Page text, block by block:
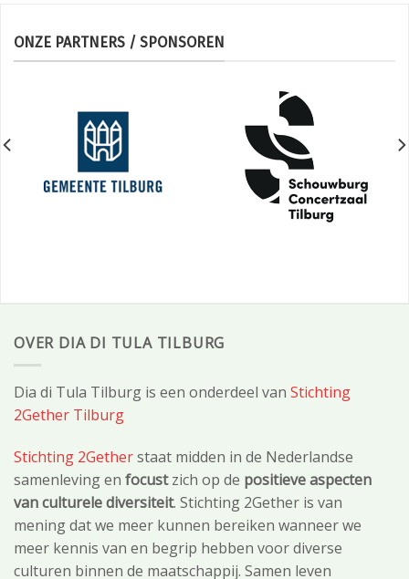
ONZE PARTNERS / SPONSOREN
OVER DIA DI TULA TILBURG
Dia di Tula Tilburg is een onderdeel van Stichting
2Gether Tilburg
Stichting 2Getherstaat midden in de Nederlandse
samenleving en focustzich op de positieve aspecten
van culturele diversiteit. Stichting 2Gether is van
mening dat we meer kunnen bereiken wanneer we
meer kennis van en begrip hebben voor diverse
culturen binnen de maatschappij. Samen leven